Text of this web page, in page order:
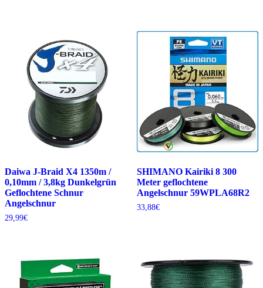
Daiwa J-Braid X4 1350m /
0,10mm / 3,8kg Dunkelgrün
Geflochtene Schnur
Angelschnur
29,99€
SHIMANO Kairiki 8 300
Meter geflochtene
Angelschnur 59WPLA68R2
33,88€